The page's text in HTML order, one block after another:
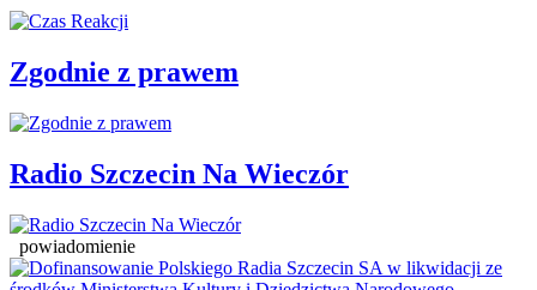
Zgodnie z prawem
Radio Szczecin Na Wieczór
powiadomienie